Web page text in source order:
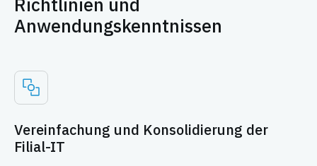
Anwendungskenntnissen
Vereinfachung und Konsolidierung der
Filial-IT